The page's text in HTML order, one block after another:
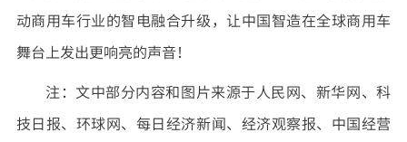
动商用车行业的智电融合升级，让中国智造在全球商用车
舞台上发出更响亮的声音！
注：文中部分内容和图片来源于人民网、新华网、科
技日报、环球网、每日经济新闻、经济观察报、中国经营